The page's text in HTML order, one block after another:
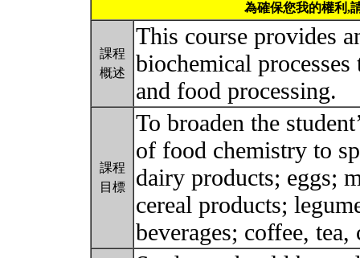
為確保您我的權利,
課程
概述
This course provides
biochemical
and food processing.
課程
目標
To broaden the
of food chemistry to
dairy products; eggs;
cereal products;
beverages; coffee,